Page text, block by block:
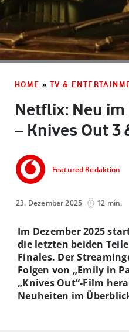
HOME » TV &
Netflix: Neu im
– Knives Out 3
Featured Redaktion
23. Dezember 2025 12 min.
Im Dezember 2025
die letzten beiden
Finales. Der
Folgen von „Emily in
„Knives Out“-Film
Neuheiten im